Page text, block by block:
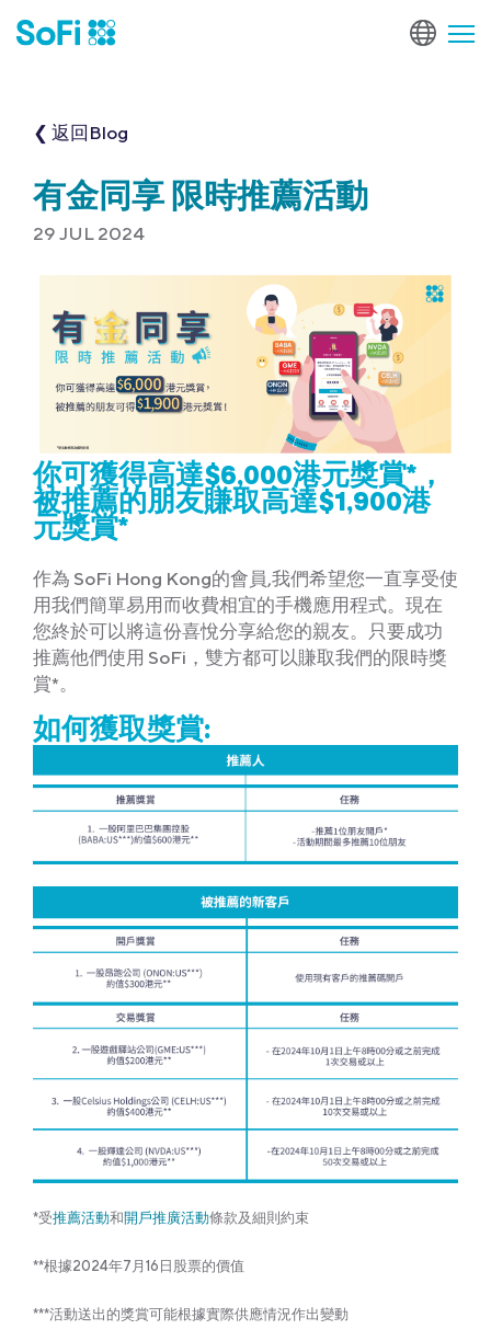
❮ 返回Blog
有金同享 限時推薦活動
29 JUL 2024
你可獲得高達$6,000港元獎賞*，
被推薦的朋友賺取高達$1,900港
元獎賞*
作為 SoFi Hong Kong的會員,我們希望您一直享受使
用我們簡單易用而收費相宜的手機應用程式。現在
您終於可以將這份喜悅分享給您的親友。只要成功
推薦他們使用 SoFi，雙方都可以賺取我們的限時獎
賞*。
如何獲取獎賞:
*受推薦活動和開戶推廣活動條款及細則約束
**根據2024年7月16日股票的價值
***活動送出的獎賞可能根據實際供應情況作出變動